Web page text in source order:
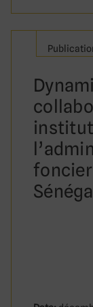
foncier